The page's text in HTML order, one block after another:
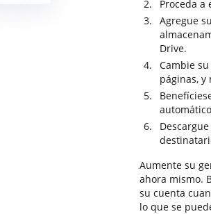
Proceda
Agregue
Drive.
Cambie
páginas, y
Aumente su
ahora mismo.
su cuenta
lo que se